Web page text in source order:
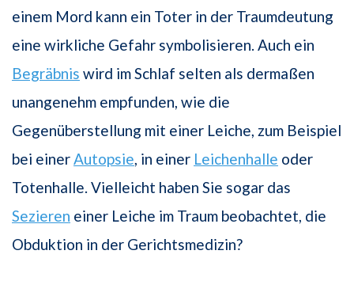
einem Mord kann ein Toter in der Traumdeutung
eine wirkliche Gefahr symbolisieren. Auch ein
Begräbnis wird im Schlaf selten als dermaßen
unangenehm empfunden, wie die
Gegenüberstellung mit einer Leiche, zum Beispiel
bei einer Autopsie , in einer Leichenhalle oder
Totenhalle. Vielleicht haben Sie sogar das
Sezieren einer Leiche im Traum beobachtet, die
Obduktion in der Gerichtsmedizin?